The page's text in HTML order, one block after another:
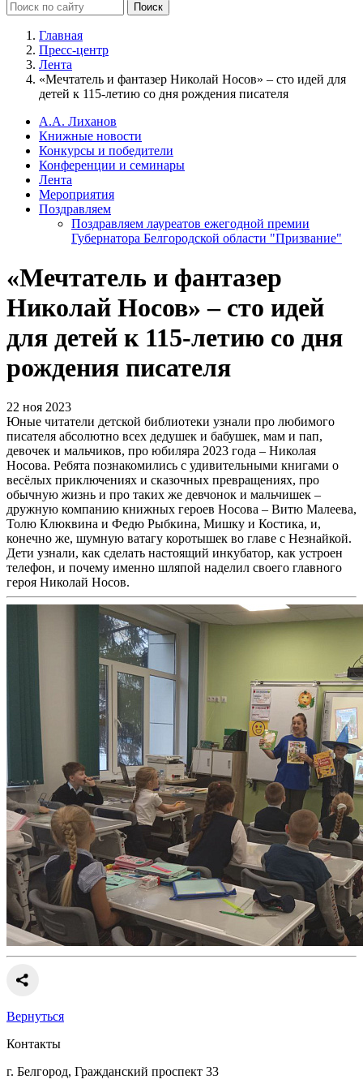
Главная
Пресс-центр
Лента
«Мечтатель и фантазер Николай Носов» – сто идей для
детей к 115-летию со дня рождения писателя
А.А. Лиханов
Книжные новости
Конкурсы и победители
Конференции и семинары
Лента
Мероприятия
Поздравляем
Поздравляем лауреатов ежегодной премии
Губернатора Белгородской области "Призвание"
«Мечтатель и фантазер
Николай Носов» – сто идей
для детей к 115-летию со дня
рождения писателя
22 ноя 2023
Юные читатели детской библиотеки узнали про любимого
писателя абсолютно всех дедушек и бабушек, мам и пап,
девочек и мальчиков, про юбиляра 2023 года – Николая
Носова. Ребята познакомились с удивительными книгами о
весёлых приключениях и сказочных превращениях, про
обычную жизнь и про таких же девчонок и мальчишек –
дружную компанию книжных героев Носова – Витю Малеева,
Толю Клюквина и Федю Рыбкина, Мишку и Костика, и,
конечно же, шумную ватагу коротышек во главе с Незнайкой.
Дети узнали, как сделать настоящий инкубатор, как устроен
телефон, и почему именно шляпой наделил своего главного
героя Николай Носов.
Вернуться
Контакты
г. Белгород, Гражданский проспект 33